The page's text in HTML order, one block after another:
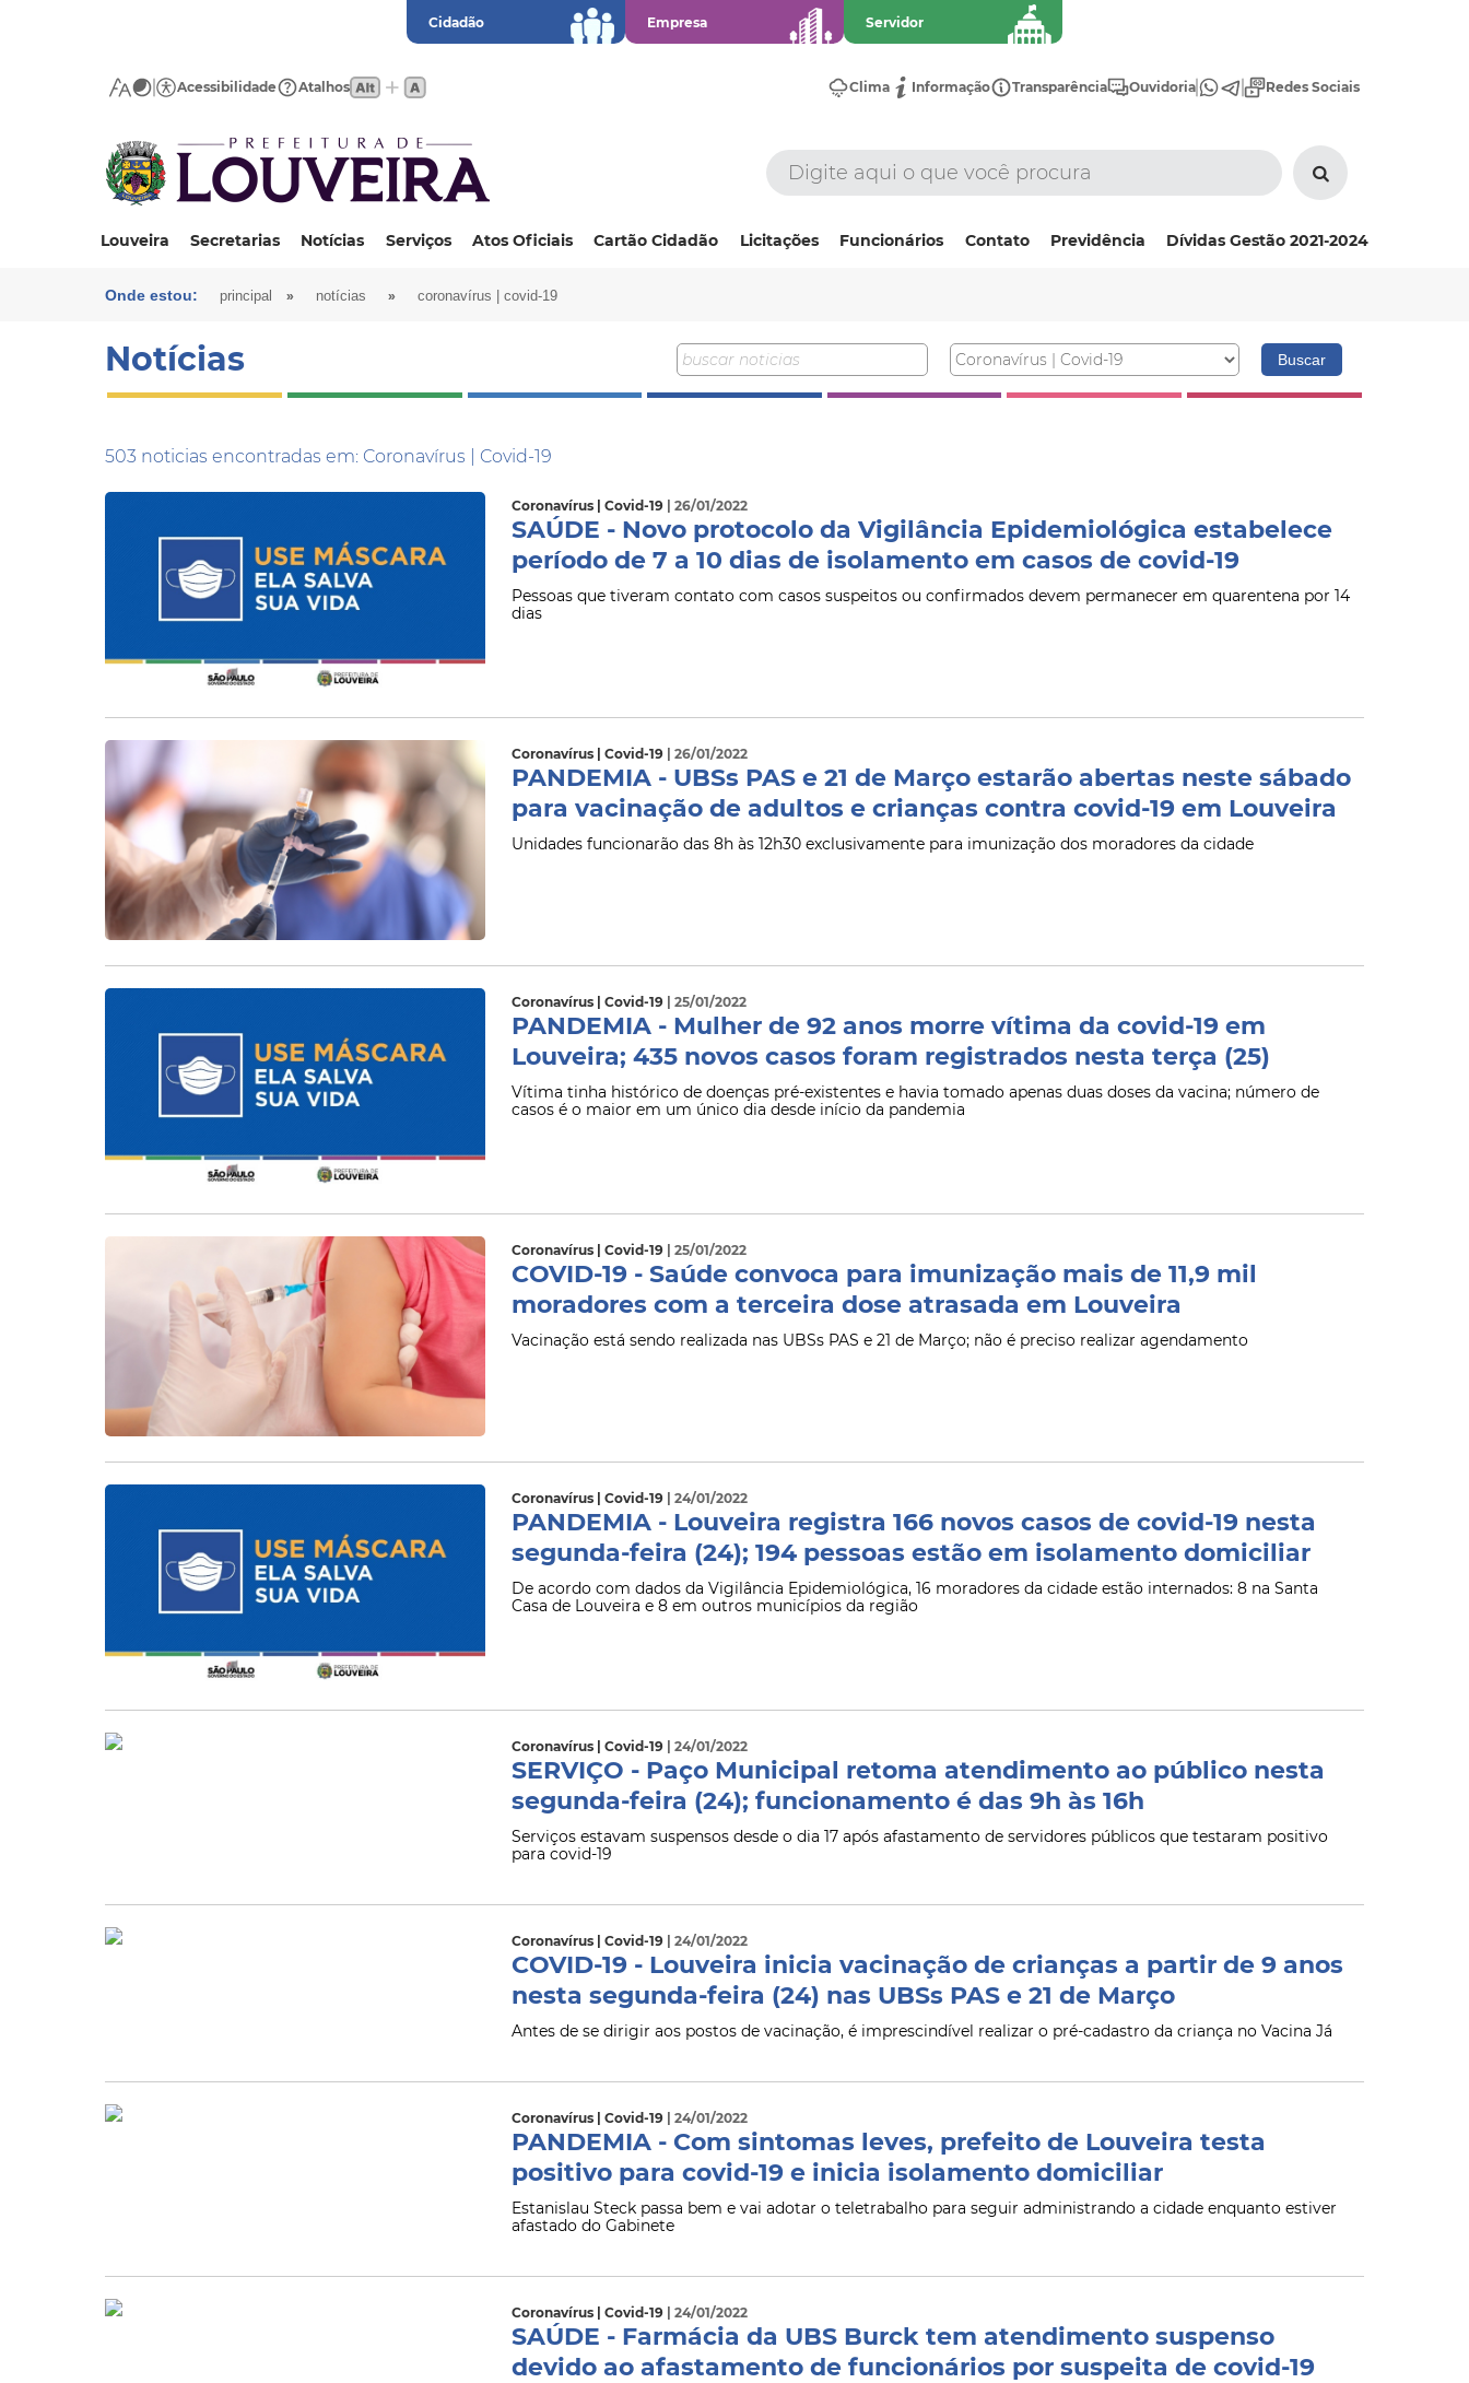
Cidadão Empresa Servidor
Acessibilidade Atalhos Clima Informação Transparência Ouvidoria Redes Sociais
Louveira Secretarias Notícias Serviços Atos Oficiais Cartão Cidadão Licitações Funcionários Contato Previdência Dívidas Gestão 2021-2024
Onde estou: principal » notícias » coronavírus | covid-19
Notícias
503 noticias encontradas em: Coronavírus | Covid-19
Coronavírus | Covid-19 | 26/01/2022
SAÚDE - Novo protocolo da Vigilância Epidemiológica estabelece
período de 7 a 10 dias de isolamento em casos de covid-19
Pessoas que tiveram contato com casos suspeitos ou confirmados devem permanecer em quarentena por 14
dias
Coronavírus | Covid-19 | 26/01/2022
PANDEMIA - UBSs PAS e 21 de Março estarão abertas neste sábado
para vacinação de adultos e crianças contra covid-19 em Louveira
Unidades funcionarão das 8h às 12h30 exclusivamente para imunização dos moradores da cidade
Coronavírus | Covid-19 | 25/01/2022
PANDEMIA - Mulher de 92 anos morre vítima da covid-19 em
Louveira; 435 novos casos foram registrados nesta terça (25)
Vítima tinha histórico de doenças pré-existentes e havia tomado apenas duas doses da vacina; número de
casos é o maior em um único dia desde início da pandemia
Coronavírus | Covid-19 | 25/01/2022
COVID-19 - Saúde convoca para imunização mais de 11,9 mil
moradores com a terceira dose atrasada em Louveira
Vacinação está sendo realizada nas UBSs PAS e 21 de Março; não é preciso realizar agendamento
Coronavírus | Covid-19 | 24/01/2022
PANDEMIA - Louveira registra 166 novos casos de covid-19 nesta
segunda-feira (24); 194 pessoas estão em isolamento domiciliar
De acordo com dados da Vigilância Epidemiológica, 16 moradores da cidade estão internados: 8 na Santa
Casa de Louveira e 8 em outros municípios da região
Coronavírus | Covid-19 | 24/01/2022
SERVIÇO - Paço Municipal retoma atendimento ao público nesta
segunda-feira (24); funcionamento é das 9h às 16h
Serviços estavam suspensos desde o dia 17 após afastamento de servidores públicos que testaram positivo
para covid-19
Coronavírus | Covid-19 | 24/01/2022
COVID-19 - Louveira inicia vacinação de crianças a partir de 9 anos
nesta segunda-feira (24) nas UBSs PAS e 21 de Março
Antes de se dirigir aos postos de vacinação, é imprescindível realizar o pré-cadastro da criança no Vacina Já
Coronavírus | Covid-19 | 24/01/2022
PANDEMIA - Com sintomas leves, prefeito de Louveira testa
positivo para covid-19 e inicia isolamento domiciliar
Estanislau Steck passa bem e vai adotar o teletrabalho para seguir administrando a cidade enquanto estiver
afastado do Gabinete
Coronavírus | Covid-19 | 24/01/2022
SAÚDE - Farmácia da UBS Burck tem atendimento suspenso
devido ao afastamento de funcionários por suspeita de covid-19